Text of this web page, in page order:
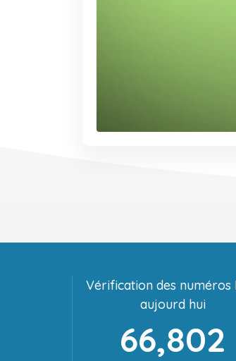
Vérification des numéros
aujourd hui
66,802